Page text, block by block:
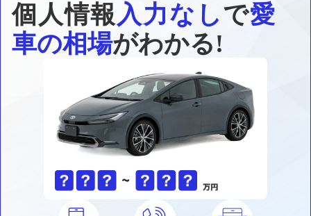
個人情報入力なしで愛
車の相場がわかる!